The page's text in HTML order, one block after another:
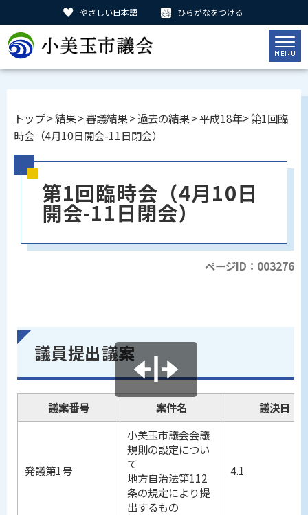
やさしい日本語 ひらがなをつける
トップ>結果>審議結果>過去の結果>平成18年> 第1回臨
時会（4月10日開会-11日閉会）
第1回臨時会（4月10日
開会-11日閉会）
ページID：003276
議員提出議案
議案番号 案件名 議決日
発議第1号
小美玉市議会会議
規則の設定につい
て
地方自治法第112
条の規定により提
出するもの
4.1